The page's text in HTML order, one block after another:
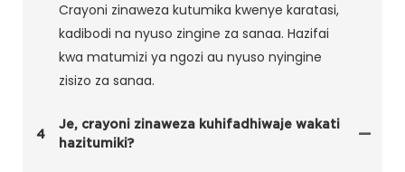
Crayoni zinaweza kutumika kwenye karatasi,
kadibodi na nyuso zingine za sanaa. Hazifai
kwa matumizi ya ngozi au nyuso nyingine
zisizo za sanaa.
4
Je, crayoni zinaweza kuhifadhiwaje wakati
hazitumiki?